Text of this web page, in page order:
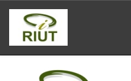
Skip
navigation